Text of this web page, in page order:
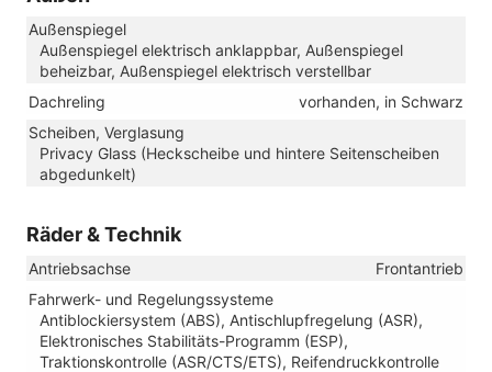
Außenspiegel
Außenspiegel elektrisch anklappbar, Außenspiegel
beheizbar, Außenspiegel elektrisch verstellbar
Dachreling
vorhanden, in Schwarz
Scheiben, Verglasung
Privacy Glass (Heckscheibe und hintere Seitenscheiben
abgedunkelt)
Räder & Technik
Antriebsachse
Frontantrieb
Fahrwerk- und Regelungssysteme
Antiblockiersystem (ABS), Antischlupfregelung (ASR),
Elektronisches Stabilitäts-Programm (ESP),
Traktionskontrolle (ASR/CTS/ETS), Reifendruckkontrolle